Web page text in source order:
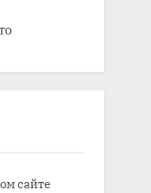
сайте